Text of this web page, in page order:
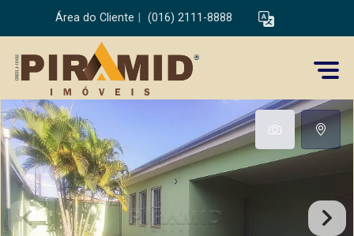
Área do Cliente (016) 2111-8888